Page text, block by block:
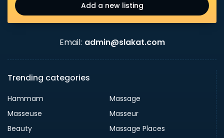
Add a new listing
Email: admin@slakat.com
Trending categories
Hammam
Massage
Masseuse
Masseur
Beauty
Massage Places